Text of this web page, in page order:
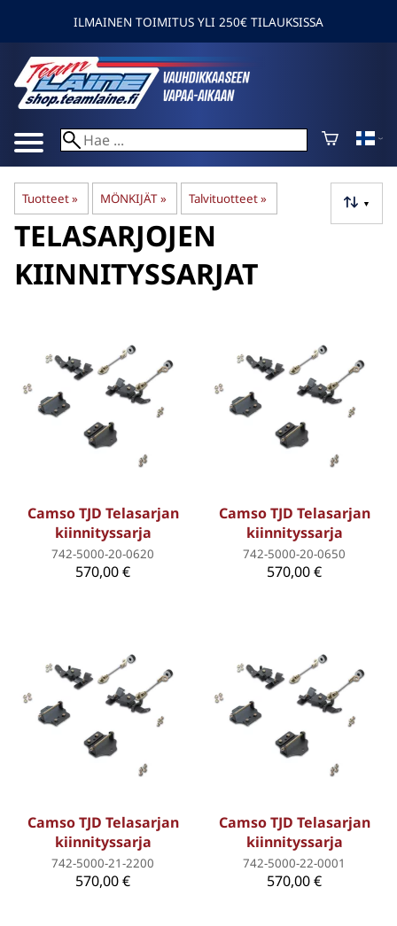
ILMAINEN TOIMITUS YLI 250€ TILAUKSISSA
Tuotteet‪» MÖNKIJÄT ‪» Talvituotteet‪» ▼
TELASARJOJEN
KIINNITYSSARJAT
Camso TJD Telasarjan
kiinnityssarja
742-5000-20-0620
570,00 €
Camso TJD Telasarjan
kiinnityssarja
742-5000-20-0650
570,00 €
Camso TJD Telasarjan
kiinnityssarja
742-5000-21-2200
570,00 €
Camso TJD Telasarjan
kiinnityssarja
742-5000-22-0001
570,00 €